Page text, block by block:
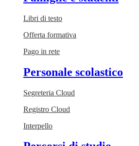
Libri di testo
Offerta formativa
Pago in rete
Personale scolastico
Segreteria Cloud
Registro Cloud
Interpello